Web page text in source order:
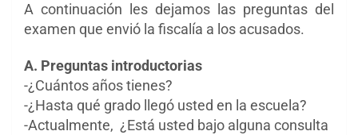
A continuación les dejamos las preguntas del
examen que envió la fiscalía a los acusados.
A. Preguntas introductorias
-¿Cuántos años tienes?
-¿Hasta qué grado llegó usted en la escuela?
-Actualmente, ¿Está usted bajo alguna consulta